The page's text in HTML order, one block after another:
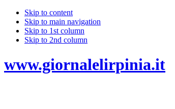
Skip to content
Skip to main navigation
Skip to 1st column
Skip to 2nd column
www.giornalelirpinia.it